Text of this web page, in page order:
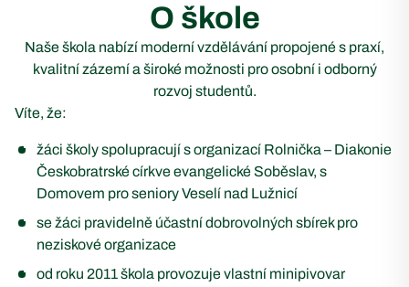
O škole
Naše škola nabízí moderní vzdělávání propojené s praxí,
kvalitní zázemí a široké možnosti pro osobní i odborný
rozvoj studentů.
Víte, že:
žáci školy spolupracují s organizací Rolnička – Diakonie
Českobratrské církve evangelické Soběslav, s
Domovem pro seniory Veselí nad Lužnicí
se žáci pravidelně účastní dobrovolných sbírek pro
neziskové organizace
od roku 2011 škola provozuje vlastní minipivovar